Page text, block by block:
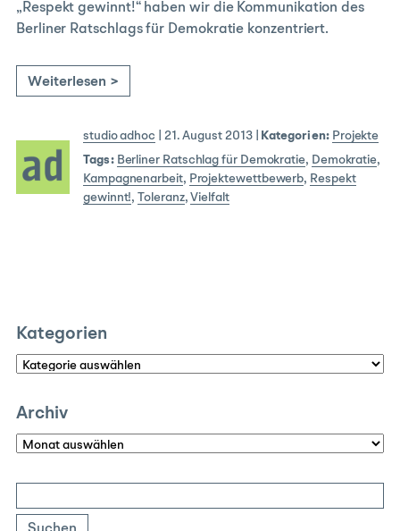
„Respekt gewinnt!“ haben wir die Kommunikation des
Berliner Ratschlags für Demokratie konzentriert.
Weiterlesen >
studio adhoc 21. August 2013| Kategorien: Projekte
Tags: Berliner Ratschlag für Demokratie, Demokratie,
Kampagnenarbeit, Projektewettbewerb, Respekt
gewinnt!,Toleranz,Vielfalt
Kategorien
Kategorien
Archiv
Archiv
nach: